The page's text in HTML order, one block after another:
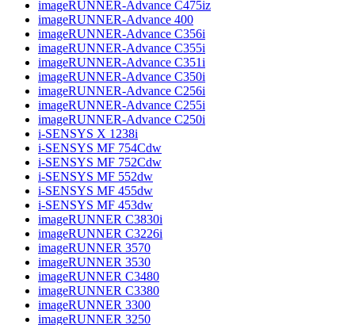
imageRUNNER-Advance C475iz
imageRUNNER-Advance 400
imageRUNNER-Advance C356i
imageRUNNER-Advance C355i
imageRUNNER-Advance C351i
imageRUNNER-Advance C350i
imageRUNNER-Advance C256i
imageRUNNER-Advance C255i
imageRUNNER-Advance C250i
i-SENSYS X 1238i
i-SENSYS MF 754Cdw
i-SENSYS MF 752Cdw
i-SENSYS MF 552dw
i-SENSYS MF 455dw
i-SENSYS MF 453dw
imageRUNNER C3830i
imageRUNNER C3226i
imageRUNNER 3570
imageRUNNER 3530
imageRUNNER C3480
imageRUNNER C3380
imageRUNNER 3300
imageRUNNER 3250